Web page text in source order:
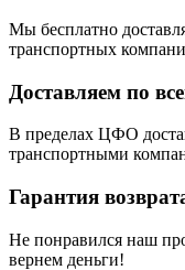
Мы бесплатно
транспортных
Доставляем по
В пределах ЦФО
транспортными
Гарантия
Не понравился наш
вернем деньги!